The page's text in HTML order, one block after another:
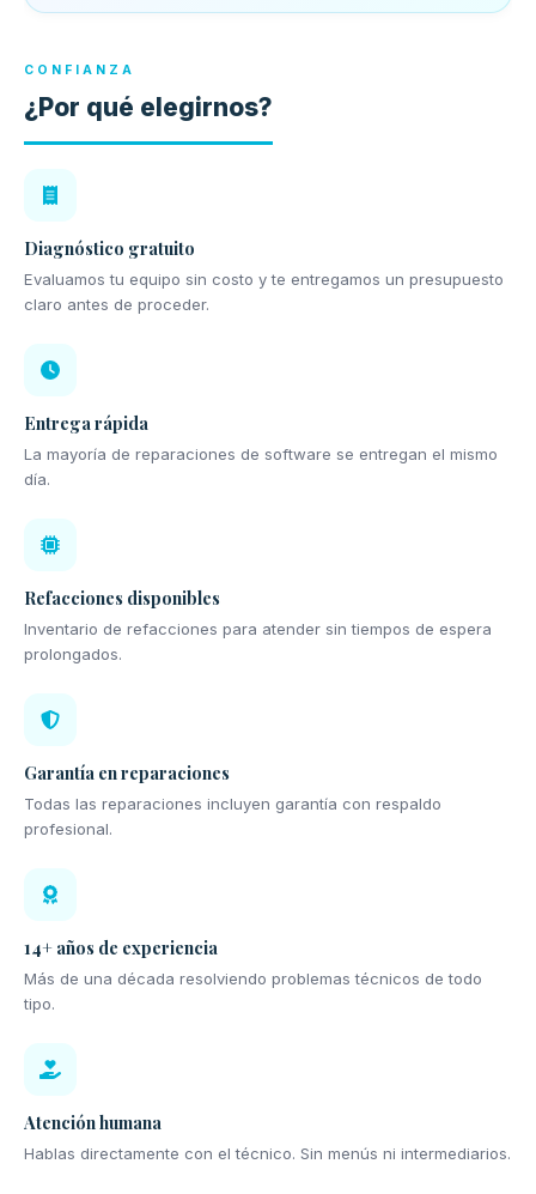
CONFIANZA
¿Por qué elegirnos?
Diagnóstico gratuito
Evaluamos tu equipo sin costo y te entregamos un presupuesto
claro antes de proceder.
Entrega rápida
La mayoría de reparaciones de software se entregan el mismo
día.
Refacciones disponibles
Inventario de refacciones para atender sin tiempos de espera
prolongados.
Garantía en reparaciones
Todas las reparaciones incluyen garantía con respaldo
profesional.
14+ años de experiencia
Más de una década resolviendo problemas técnicos de todo
tipo.
Atención humana
Hablas directamente con el técnico. Sin menús ni intermediarios.